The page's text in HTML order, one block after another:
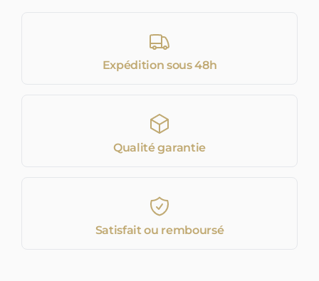
Expédition sous 48h
Qualité garantie
Satisfait ou remboursé